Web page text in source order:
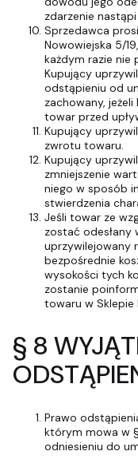
zdarzenie
Sprzedawca
Nowowiejska 5/
każdym razie nie
Kupujący
odstąpieniu od
zachowany,
towar przed
Kupujący
zwrotu towaru.
Kupujący
zmniejszenie
niego w sposób
stwierdzenia
Jeśli towar ze
zostać odesłany
uprzywilejowany
bezpośrednie
wysokości tych
zostanie
towaru w Sklepie
§ 8
Prawo
którym mowa w
odniesieniu do